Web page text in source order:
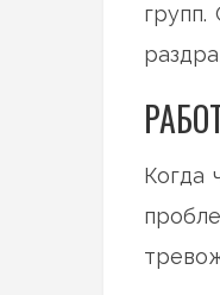
Когда